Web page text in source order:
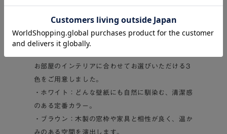
お部屋のインテリアに合わせてお選びいただける3
色をご用意しました。
・ホワイト：どんな壁紙にも自然に馴染む、清潔感
のある定番カラー。
・ブラウン：木製の窓枠や家具と相性が良く、温か
みのある空間を演出します。